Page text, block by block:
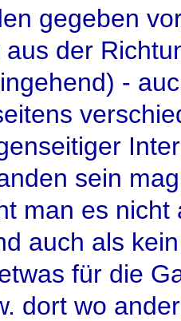
gegeben
der
-
sein
man es nicht
auch als
für die
dort wo